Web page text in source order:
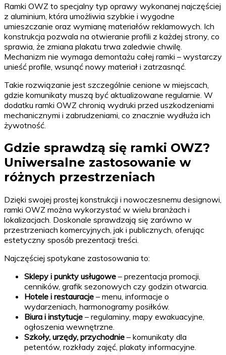
Ramki OWZ to specjalny typ oprawy wykonanej najczęściej
z aluminium, która umożliwia szybkie i wygodne
umieszczanie oraz wymianę materiałów reklamowych. Ich
konstrukcja pozwala na otwieranie profili z każdej strony, co
sprawia, że zmiana plakatu trwa zaledwie chwilę.
Mechanizm nie wymaga demontażu całej ramki – wystarczy
unieść profile, wsunąć nowy materiał i zatrzasnąć.
Takie rozwiązanie jest szczególnie cenione w miejscach,
gdzie komunikaty muszą być aktualizowane regularnie. W
dodatku ramki OWZ chronią wydruki przed uszkodzeniami
mechanicznymi i zabrudzeniami, co znacznie wydłuża ich
żywotność.
Gdzie sprawdzą się ramki OWZ?
Uniwersalne zastosowanie w
różnych przestrzeniach
Dzięki swojej prostej konstrukcji i nowoczesnemu designowi,
ramki OWZ można wykorzystać w wielu branżach i
lokalizacjach. Doskonale sprawdzają się zarówno w
przestrzeniach komercyjnych, jak i publicznych, oferując
estetyczny sposób prezentacji treści.
Najczęściej spotykane zastosowania to:
Sklepy i punkty usługowe – prezentacja promocji,
cenników, grafik sezonowych czy godzin otwarcia.
Hotele i restauracje – menu, informacje o
wydarzeniach, harmonogramy posiłków.
Biura i instytucje – regulaminy, mapy ewakuacyjne,
ogłoszenia wewnętrzne.
Szkoły, urzędy, przychodnie – komunikaty dla
petentów, rozkłady zajęć, plakaty informacyjne.